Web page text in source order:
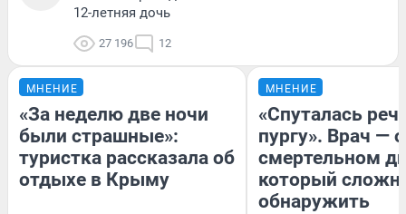
12-летняя дочь
27 196 12
МНЕНИЕ
«За неделю две ночи
были страшные»:
туристка рассказала об
отдыхе в Крыму
МНЕНИЕ
«Спуталась
пургу». Врач — о
смертельном
который
обнаружить